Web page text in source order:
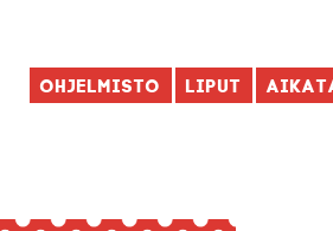
Ohjelmisto Liput